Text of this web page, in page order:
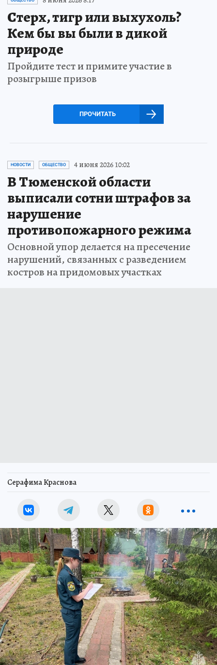
Стерх, тигр или выхухоль?
Кем бы вы были в дикой
природе
Пройдите тест и примите участие в
розыгрыше призов
ПРОЧИТАТЬ
НОВОСТИ ОБЩЕСТВО 4 июня 2026 10:02
В Тюменской области
выписали сотни штрафов за
нарушение
противопожарного режима
Основной упор делается на пресечение
нарушений, связанных с разведением
костров на придомовых участках
Серафима Краснова